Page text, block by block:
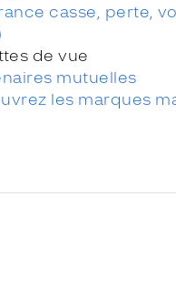
casse, perte,
de vue
mutuelles
les marques